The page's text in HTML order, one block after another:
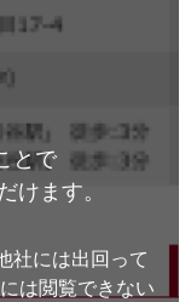
とで
けます。
社には出回って
は閲覧できない